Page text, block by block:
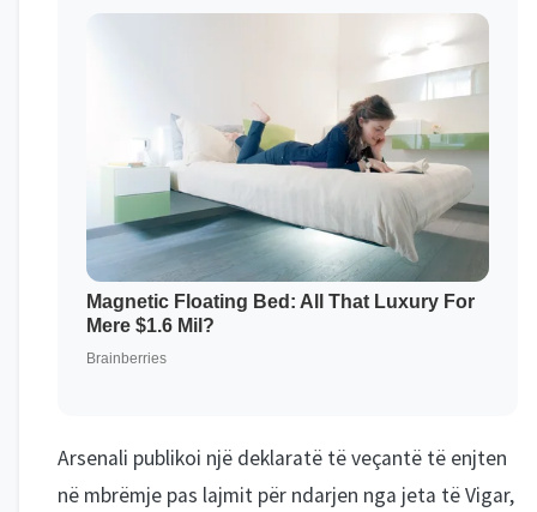
Arsenali publikoi një deklaratë të veçantë të enjten
në mbrëmje pas lajmit për ndarjen nga jeta të Vigar,